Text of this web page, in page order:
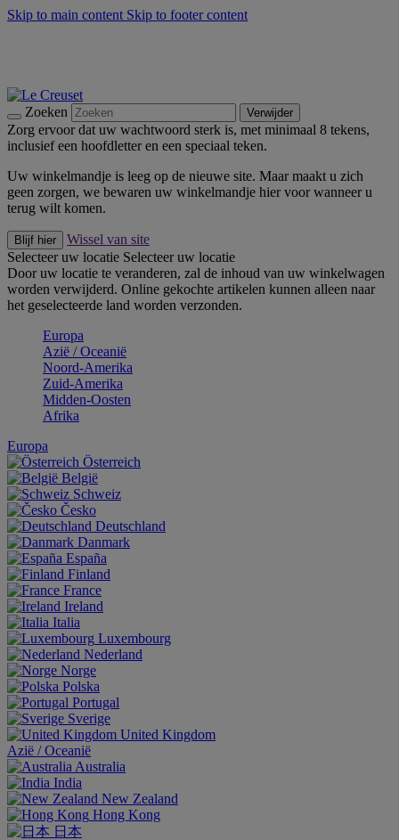
Skip to main content Skip to footer content
Zoeken Verwijder
Zorg ervoor dat uw wachtwoord sterk is, met minimaal 8 tekens,
inclusief een hoofdletter en een speciaal teken.
Uw winkelmandje is leeg op de nieuwe site. Maar maakt u zich
geen zorgen, we bewaren uw winkelmandje hier voor wanneer u
terug wilt komen.
Blijf hier
Wissel van site
Selecteer uw locatie Selecteer uw locatie
Door uw locatie te veranderen, zal de inhoud van uw winkelwagen
worden verwijderd. Online gekochte artikelen kunnen alleen naar
het geselecteerde land worden verzonden.
Europa
Aziё / Oceaniё
Noord-Amerika
Zuid-Amerika
Midden-Oosten
Afrika
Europa
Österreich
België
Schweiz
Česko
Deutschland
Danmark
España
Finland
France
Ireland
Italia
Luxembourg
Nederland
Norge
Polska
Portugal
Sverige
United Kingdom
Aziё / Oceaniё
Australia
India
New Zealand
Hong Kong
日本